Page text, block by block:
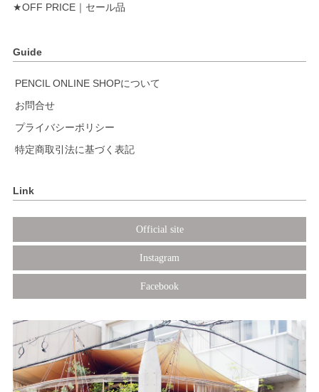
★OFF PRICE｜セール品
Guide
PENCIL ONLINE SHOPについて
お問合せ
プライバシーポリシー
特定商取引法に基づく表記
Link
Official site
Instagram
Facebook